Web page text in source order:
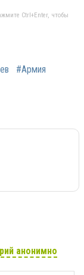
Ctrl+Enter, чтобы
#Армия
анонимно